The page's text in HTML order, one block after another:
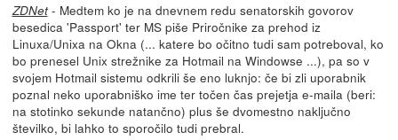
ZDNet- Medtem ko je na dnevnem redu senatorskih govorov
besedica 'Passport' ter MS piše Priročnike za prehod iz
Linuxa/Unixa na Okna (... katere bo očitno tudi sam potreboval, ko
bo prenesel Unix strežnike za Hotmail na Windowse ...), pa so v
svojem Hotmail sistemu odkrili še eno luknjo: če bi zli uporabnik
poznal neko uporabniško ime ter točen čas prejetja e-maila (beri:
na stotinko sekunde natančno) plus še dvomestno naključno
številko, bi lahko to sporočilo tudi prebral.